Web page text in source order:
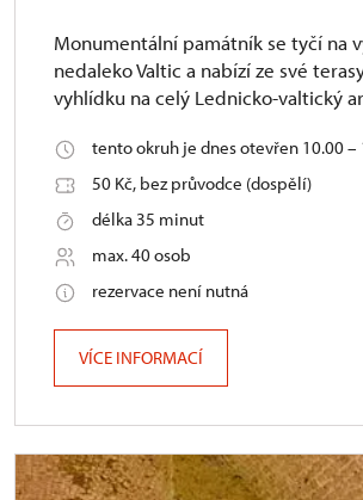
Monumentální památník se tyčí na
nedaleko Valtic a nabízí ze své
vyhlídku na celý Lednicko-valtický
tento okruh je dnes otevřen 10.00 –
50 Kč, bez průvodce (dospělí)
délka 35 minut
max. 40 osob
rezervace není nutná
VÍCE INFORMACÍ